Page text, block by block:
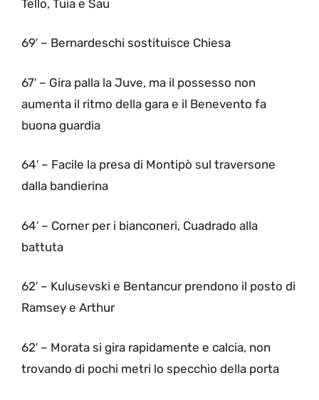
Tello, Tuia e Sau
69′ – Bernardeschi sostituisce Chiesa
67′ – Gira palla la Juve, ma il possesso non
aumenta il ritmo della gara e il Benevento fa
buona guardia
64′ – Facile la presa di Montipò sul traversone
dalla bandierina
64′ – Corner per i bianconeri, Cuadrado alla
battuta
62′ – Kulusevski e Bentancur prendono il posto di
Ramsey e Arthur
62′ – Morata si gira rapidamente e calcia, non
trovando di pochi metri lo specchio della porta